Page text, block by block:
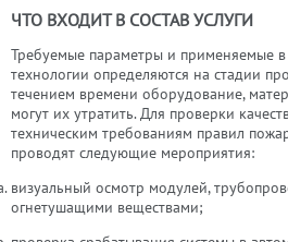
ЧТО ВХОДИТ В СОСТАВ УСЛУГИ
Требуемые параметры и применяемые в
технологии определяются на стадии
течением времени оборудование,
могут их утратить. Для проверки
техническим требованиям правил
проводят следующие мероприятия:
визуальный осмотр модулей,
огнетушащими веществами;